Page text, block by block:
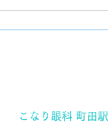
こなり眼科 町田駅
​東京都町田市 町田駅の眼科